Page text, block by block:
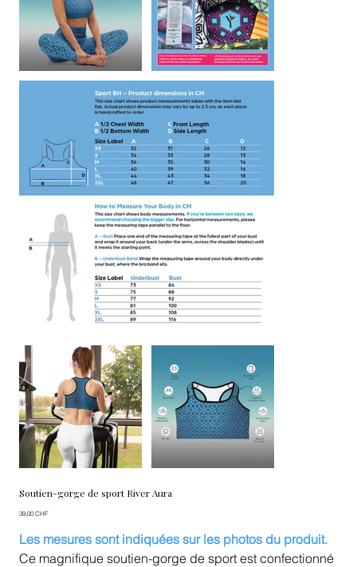
Soutien-gorge de sport River Aura
Prix
39,00 CHF
Les mesures sont indiquées sur les photos du produit.
Ce magnifique soutien-gorge de sport est confectionné